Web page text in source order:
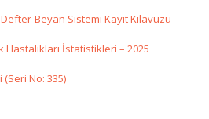
Defter-Beyan Sistemi Kayıt Kılavuzu
Hastalıkları İstatistikleri – 2025
No: 335)